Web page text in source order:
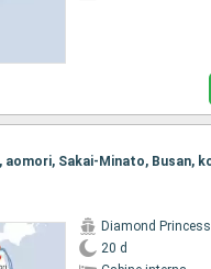
Diamond Princess
20 d